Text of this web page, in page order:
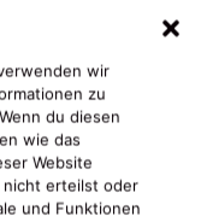
wir
zu
du diesen
wie das
Website
nicht erteilst oder
und Funktionen
und
nicht weiter
erwarb ich aus
Tools, Werkzeuge
und zu